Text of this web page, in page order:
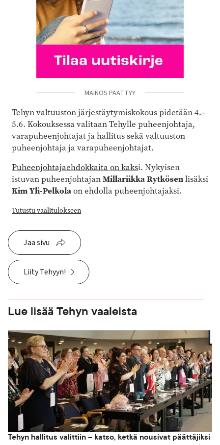
MAINOS PÄÄTTYY
Tehyn valtuuston järjestäytymiskokous pidetään 4.–
5.6. Kokouksessa valitaan Tehylle puheenjohtaja,
varapuheenjohtajat ja hallitus sekä valtuuston
puheenjohtaja ja varapuheenjohtajat.
Puheenjohtajaehdokkaita on kaksi. Nykyisen
istuvan puheenjohtajanMillariikka Rytkösenlisäksi
Kim Yli-Pelkolaon ehdolla puheenjohtajaksi.
Tutustu vaalitulokseen
Jaa sivu
Liity Tehyyn!
Lue lisää Tehyn vaaleista
Tehyn hallitus valittiin – katso, ketkä nousivat päättäjiksi